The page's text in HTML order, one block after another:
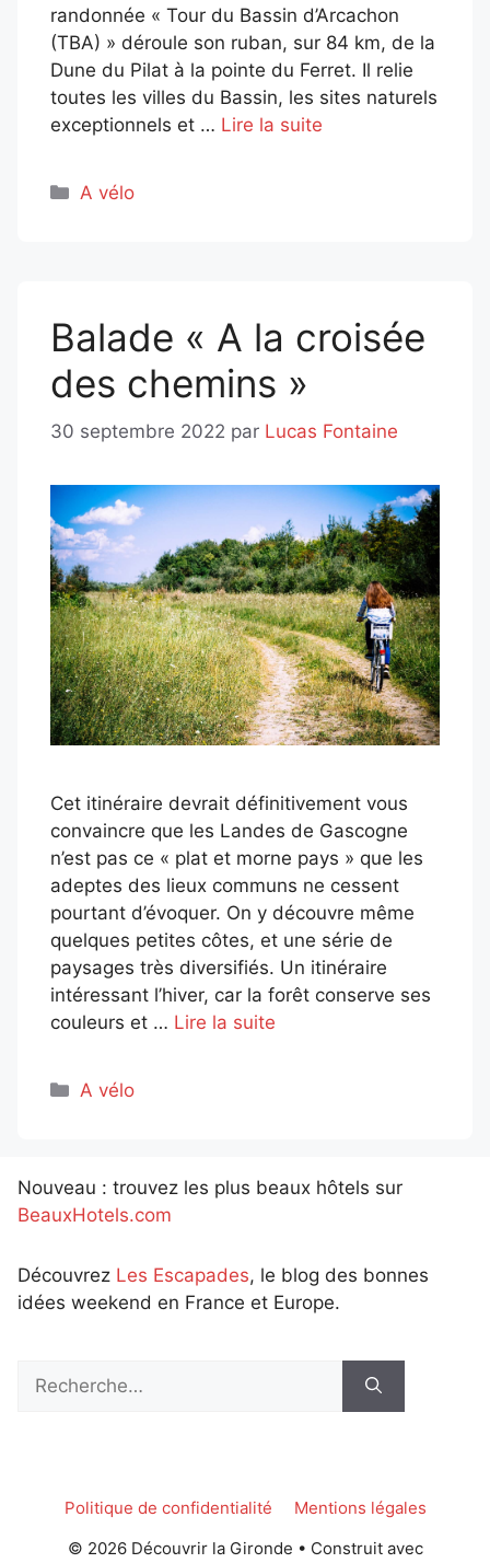
randonnée « Tour du Bassin d’Arcachon
(TBA) » déroule son ruban, sur 84 km, de la
Dune du Pilat à la pointe du Ferret. Il relie
toutes les villes du Bassin, les sites naturels
exceptionnels et … Lire la suite
Catégories
A vélo
Balade « A la croisée
des chemins »
30 septembre 2022 par Lucas Fontaine
Cet itinéraire devrait définitivement vous
convaincre que les Landes de Gascogne
n’est pas ce « plat et morne pays » que les
adeptes des lieux communs ne cessent
pourtant d’évoquer. On y découvre même
quelques petites côtes, et une série de
paysages très diversifiés. Un itinéraire
intéressant l’hiver, car la forêt conserve ses
couleurs et … Lire la suite
Catégories
A vélo
Nouveau : trouvez les plus beaux hôtels sur
BeauxHotels.com
Découvrez Les Escapades, le blog des bonnes
idées weekend en France et Europe.
Politique de confidentialité
Mentions légales
© 2026 Découvrir la Gironde • Construit avec